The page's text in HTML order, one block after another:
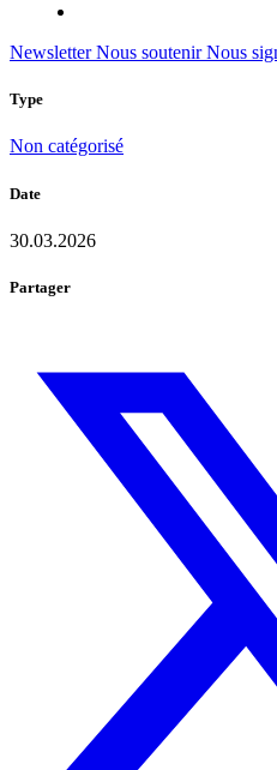
NewsletterNous soutenirNous
Type
Non catégorisé
Date
30.03.2026
Partager